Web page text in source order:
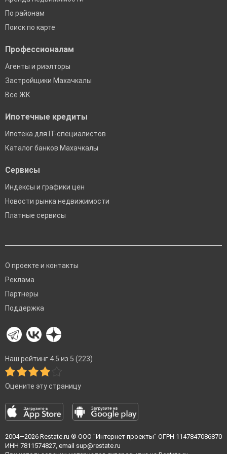
По районам
Поиск по карте
Профессионалам
Агенты и риэлторы
Застройщики Махачкалы
Все ЖК
Ипотечные кредиты
Ипотека для IT-специалистов
Каталог банков Махачкалы
Сервисы
Индексы и графики цен
Новости рынка недвижимости
Платные сервисы
О проекте и контакты
Реклама
Партнеры
Поддержка
Наш рейтинг 4.5 из 5 (223)
Оцените эту страницу
2004—2026 Restate.ru ® ООО "Интернет проекты" ОГРН 1147847086870
ИНН 7811574827, email sup@restate.ru